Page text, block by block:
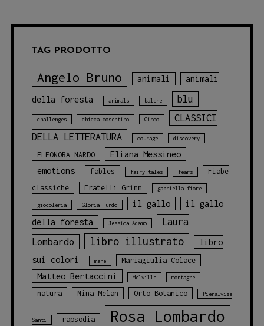
TAG PRODOTTO
Angelo Bruno animali animali
della foresta animals balene blu
challenges chicca cosentino Circo
CLASSICI
DELLA LETTERATURA
courage discovery
ELEONORA NARDO
Eliana Messineo
emotions
fables fairy tales fears
Fiabe
classiche
Fratelli Grimm gabriella fiore
giocoleria Gloria Tundo il gallo
il gallo
della foresta
Jessica Adamo
Laura
Lombardo
libro illustrato
libro
sui colori
mare Mariagiulia Colace
Matteo Bertaccini Melville montagne
natura Nina Melan Orto Botanico Pieralvise
Santi rapsodia Rosa Lombardo